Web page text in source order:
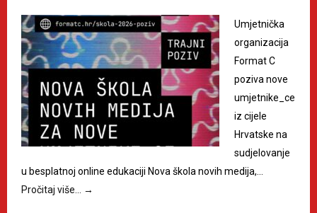
Umjetnička
organizacija
Format C
poziva nove
umjetnike_ce
iz cijele
Hrvatske na
sudjelovanje
u besplatnoj online edukaciji Nova škola novih medija,…
Pročitaj više…
→